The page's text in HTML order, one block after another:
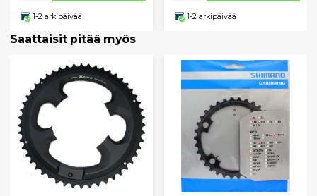
1-2 arkipäivää 1-2 arkipäivää
Saattaisit pitää myös